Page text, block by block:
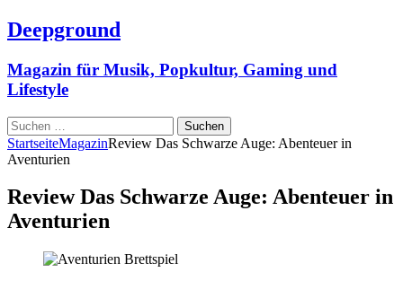
Deepground
Magazin für Musik, Popkultur, Gaming und
Lifestyle
Suchen
nach:
StartseiteMagazinReview Das Schwarze Auge: Abenteuer in
Aventurien
Review Das Schwarze Auge: Abenteuer in
Aventurien